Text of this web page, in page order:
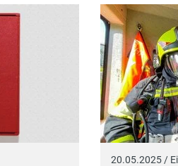
20.05.2025 /